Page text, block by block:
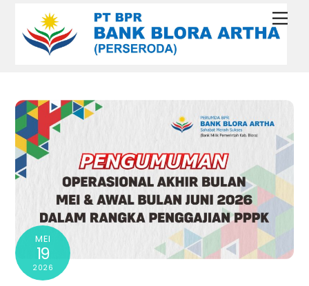
content
MEI
19
2026